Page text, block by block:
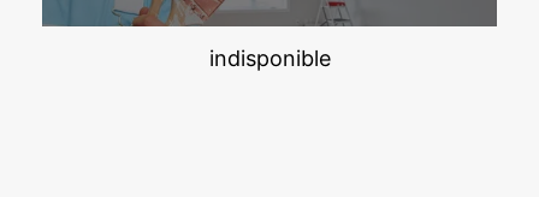
indisponible